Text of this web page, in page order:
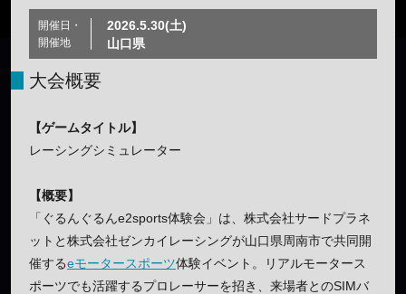
開催日・
開催地
2026.5.30(土)
山口県
大会概要
【ゲームタイトル】
レーシングシミュレーター
【概要】
「ぐるんぐるんe2sports体験会」は、株式会社サードプラネ
ットと株式会社ゼンカイレーシングが山口県周南市で共同開
催するeモータースポーツ体験イベント。リアルモータース
ポーツでも活躍するプロレーサーを招き、来場者とのSIMバ